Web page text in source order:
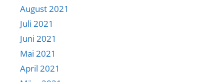
August 2021
Juli 2021
Juni 2021
Mai 2021
April 2021